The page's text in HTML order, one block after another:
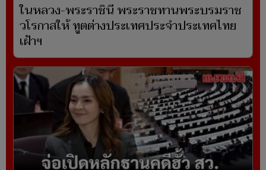
ในหลวง-พระราชินี พระราชทานพระบรมราช
วโรกาสให้ ทูตต่างประเทศประจำประเทศไทย
เฝ้าฯ